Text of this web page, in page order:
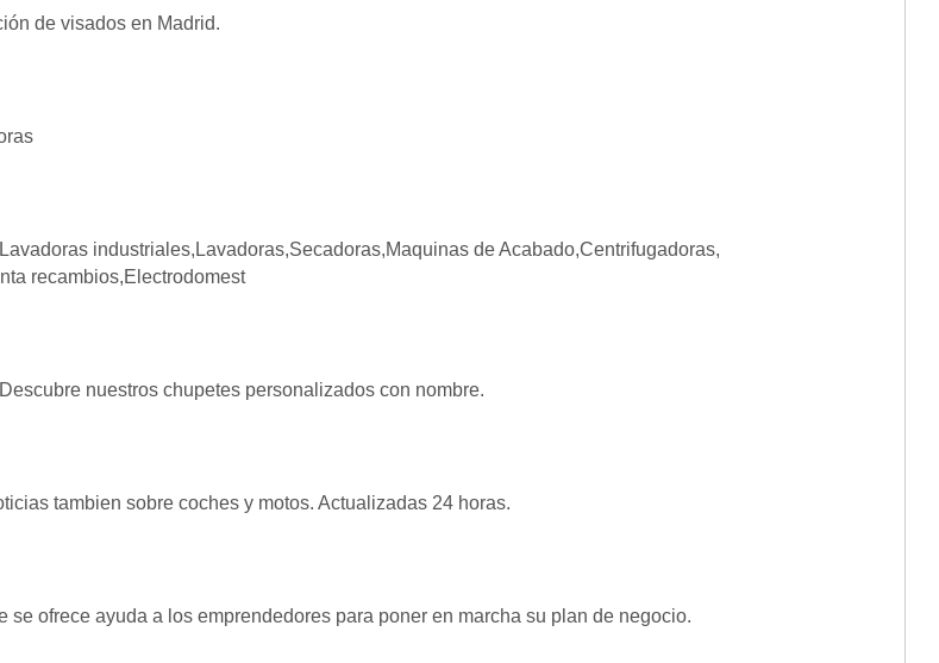
de visados en Madrid.
industriales,Lavadoras,Secadoras,Maquinas de Acabado,Centrifugadoras,
recambios,Electrodomest
nuestros chupetes personalizados con nombre.
tambien sobre coches y motos. Actualizadas 24 horas.
ofrece ayuda a los emprendedores para poner en marcha su plan de negocio.